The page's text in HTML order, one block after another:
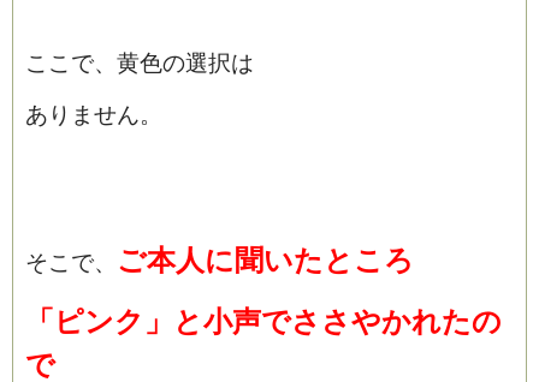
ここで、黄色の選択は
ありません。
そこで、 ご本人に聞いたところ
「ピンク」と小声でささやかれたの
で